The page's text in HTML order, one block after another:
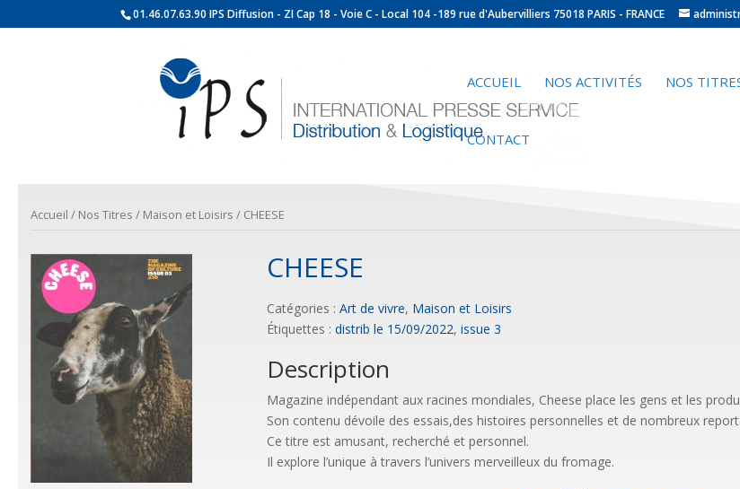
01.46.07.63.90 IPS Diffusion - ZI Cap 18 - Voie C - Local 104 -189 rue d'Aubervilliers 75018 PARIS - FRANCE
ACCUEIL NOS ACTIVITÉS NOS
CONTACT
Accueil / Nos Titres / Maison et Loisirs / CHEESE
CHEESE
Catégories : Art de vivre, Maison et Loisirs
Étiquettes : distrib le 15/09/2022, issue 3
Description
Magazine indépendant aux racines mondiales, Cheese place les gens et les
Son contenu dévoile des essais,des histoires personnelles et de nombreux
Ce titre est amusant, recherché et personnel.
Il explore l’unique à travers l’univers merveilleux du fromage.